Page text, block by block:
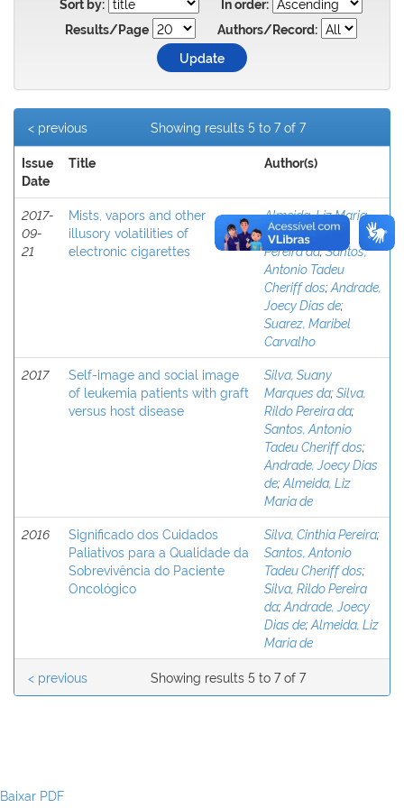
Sort by:
In order:
Results/Page
Authors/Record:
Showing results 5 to 7 of 7
< previous
Issue
Date
Title Author(s)
2017-
09-
21
Mists, vapors and other
illusory volatilities of
electronic cigarettes
Almeida, Liz Maria
de;Silva, Rildo
Pereira da;Santos,
Antonio Tadeu
Cheriff dos;Andrade,
Joecy Dias de;
Suarez, Maribel
Carvalho
2017
Self-image and social image
of leukemia patients with graft
versus host disease
Silva, Suany
Marques da;Silva,
Rildo Pereira da;
Santos, Antonio
Tadeu Cheriff dos;
Andrade, Joecy Dias
de;Almeida, Liz
Maria de
2016
Significado dos Cuidados
Paliativos para a Qualidade da
Sobrevivência do Paciente
Oncológico
Silva, Cinthia Pereira;
Santos, Antonio
Tadeu Cheriff dos;
Silva, Rildo Pereira
da;Andrade, Joecy
Dias de;Almeida, Liz
Maria de
Showing results 5 to 7 of 7
< previous
Baixar PDF